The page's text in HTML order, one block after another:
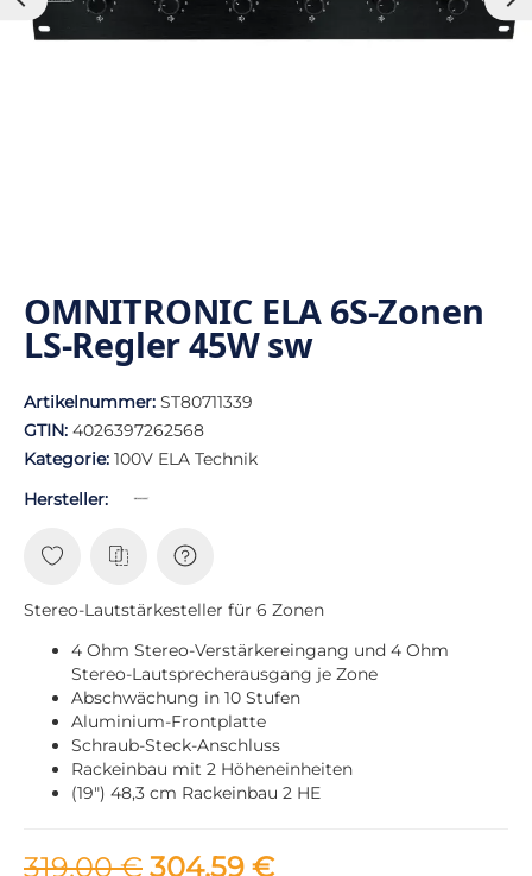
OMNITRONIC ELA 6S-Zonen
LS-Regler 45W sw
Artikelnummer: ST80711339
GTIN: 4026397262568
Kategorie: 100V ELA Technik
Hersteller:
Stereo-Lautstärkesteller für 6 Zonen
4 Ohm Stereo-Verstärkereingang und 4 Ohm
Stereo-Lautsprecherausgang je Zone
Abschwächung in 10 Stufen
Aluminium-Frontplatte
Schraub-Steck-Anschluss
Rackeinbau mit 2 Höheneinheiten
(19") 48,3 cm Rackeinbau 2 HE
319,00 € 304,59 €